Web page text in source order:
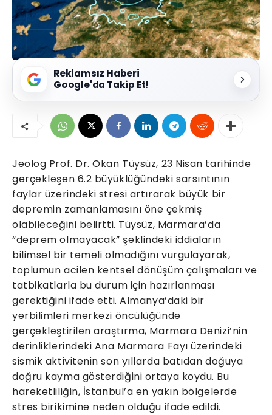
Reklamsız Haberi
Google'da Takip Et!
Jeolog Prof. Dr. Okan Tüysüz, 23 Nisan tarihinde
gerçekleşen 6.2 büyüklüğündeki sarsıntının
faylar üzerindeki stresi artırarak büyük bir
depremin zamanlamasını öne çekmiş
olabileceğini belirtti. Tüysüz, Marmara’da
“deprem olmayacak” şeklindeki iddiaların
bilimsel bir temeli olmadığını vurgulayarak,
toplumun acilen kentsel dönüşüm çalışmaları ve
tatbikatlarla bu durum için hazırlanması
gerektiğini ifade etti. Almanya’daki bir
yerbilimleri merkezi öncülüğünde
gerçekleştirilen araştırma, Marmara Denizi’nin
derinliklerindeki Ana Marmara Fayı üzerindeki
sismik aktivitenin son yıllarda batıdan doğuya
doğru kayma gösterdiğini ortaya koydu. Bu
hareketliliğin, İstanbul’a en yakın bölgelerde
stres birikimine neden olduğu ifade edildi.